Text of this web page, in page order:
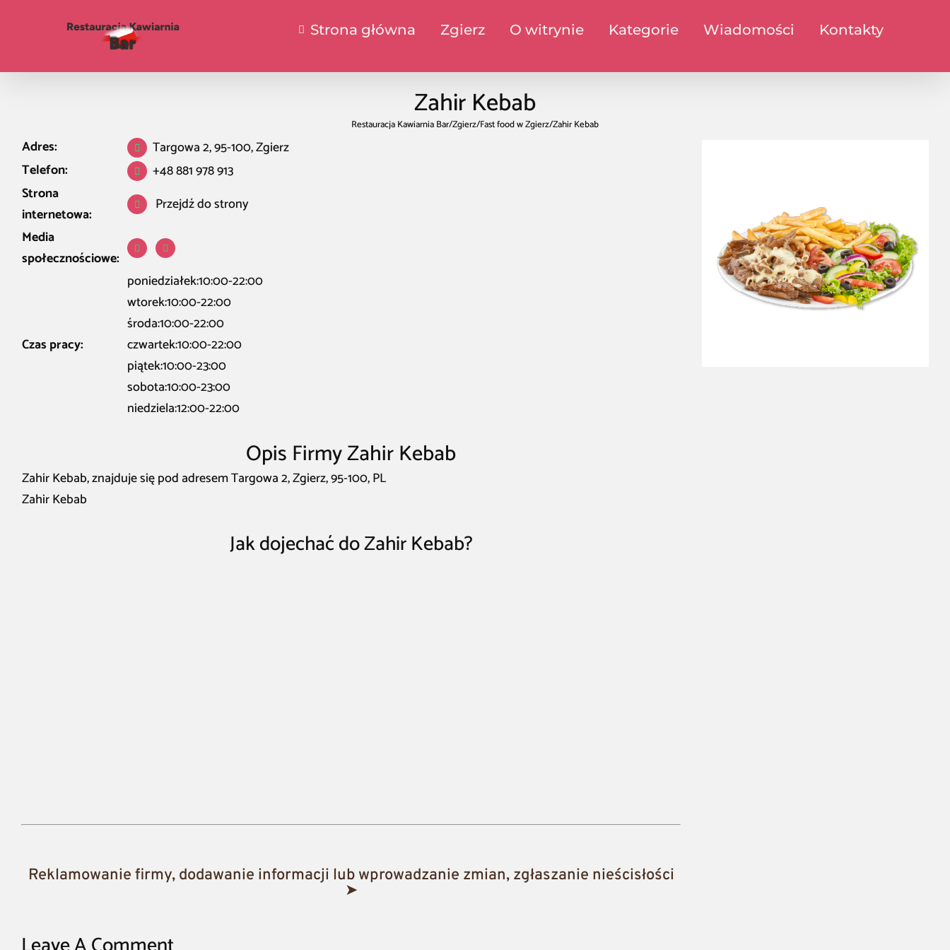
Strona główna Zgierz O witrynie Kategorie Wiadomości Kontakty
Zahir Kebab
Restauracja Kawiarnia Bar/Zgierz/Fast food w Zgierz/Zahir Kebab
Adres:
Targowa 2, 95-100, Zgierz
Telefon:
+48 881 978 913
Strona
internetowa:
Przejdź do strony
Media
społecznościowe:
Czas pracy:
poniedziałek:10:00-22:00
wtorek:10:00-22:00
środa:10:00-22:00
czwartek:10:00-22:00
piątek:10:00-23:00
sobota:10:00-23:00
niedziela:12:00-22:00
Opis Firmy Zahir Kebab
Zahir Kebab, znajduje się pod adresem Targowa 2, Zgierz, 95-100, PL
Zahir Kebab
Jak dojechać do Zahir Kebab?
Reklamowanie firmy, dodawanie informacji lub wprowadzanie zmian, zgłaszanie nieścisłości
➤